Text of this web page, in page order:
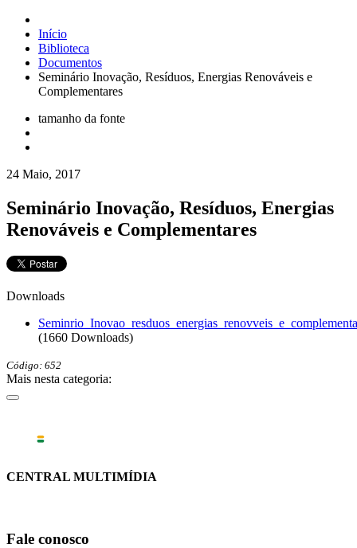
Início
Biblioteca
Documentos
Seminário Inovação, Resíduos, Energias Renováveis e
Complementares
tamanho da fonte
24 Maio, 2017
Seminário Inovação, Resíduos, Energias
Renováveis e Complementares
Downloads
(1660 Downloads)
Código: 652
Mais nesta categoria:
CENTRAL MULTIMÍDIA
Fale conosco